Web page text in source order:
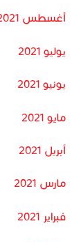
أغسطس 2021
يوليو 2021
يونيو 2021
مايو 2021
أبريل 2021
مارس 2021
فبراير 2021